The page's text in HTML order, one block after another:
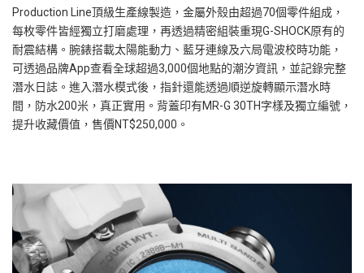
Production Line頂級生產線製造，金屬外殼由超過70個零件組成，
每枚零件皆經獨立打磨處理，再透過精密組裝重現G-SHOCK原有的
耐震結構。腕錶搭載太陽能動力、藍牙連線及六局電波校時功能，
可透過品牌App查看全球超過3,000個地點的潮汐資訊，並記錄完整
潛水日誌。進入潛水模式後，指針還能透過順逆旋轉顯示潛水時
間，防水200米，真正實用。背蓋印有MR-G 30TH字樣及獨立編號，
提升收藏價值，售價NT$250,000。